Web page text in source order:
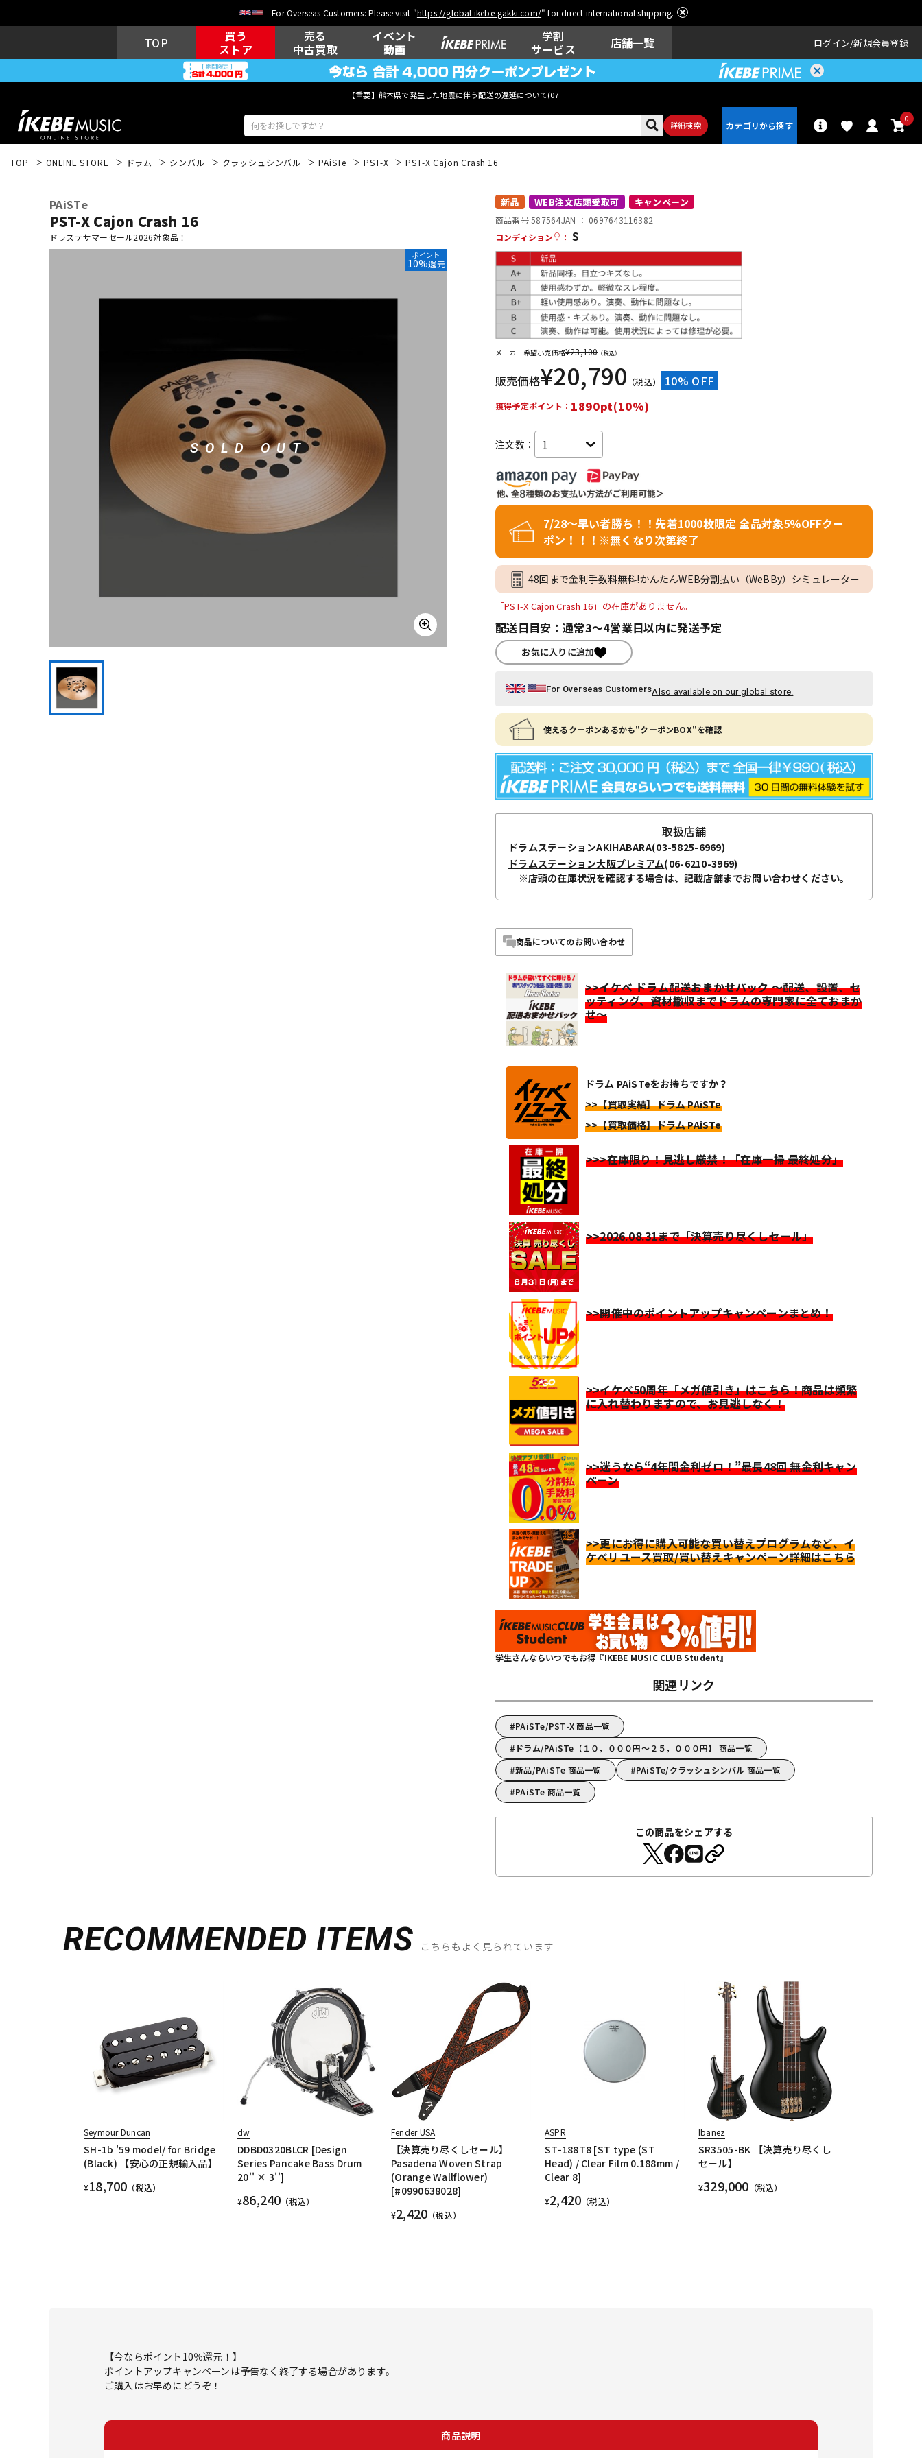
For Overseas Customers: Please visit "https://global.ikebe-gakki.com/" for direct international shipping.
TOP
買う
ストア
売る
中古買取
イベント
動画
学割
サービス
店舗一覧 ログイン 新規会員登録
【重要】熊本県で発生した地震に伴う配送の遅延について(07月29日
詳細検索
0
ウクレレ ドラム
管楽器 その他楽器
レコーディン
グ機器
配信/ライブ
機器
ヴィンテージ
TOP ONLINE STORE ドラム シンバル クラッシュシンバル PAiSTe PST-X PST-X Cajon Crash 16
PAiSTe
PST-X Cajon Crash 16
ドラステサマーセール2026対象品！
SOLD OUT
ポイント
10%還元
新品 WEB注文店頭受取可 キャンペーン
商品番号 587564JAN ： 0697643116382
コンディション
： S
メーカー希望小売価格¥23,100 （税込）
販売価格¥20,790 （税込） 10% OFF
獲得予定ポイント： 1890pt(10%)
注文数：
7/28～早い者勝ち！！先着1000枚限定 全品対象5％OFFクー
ポン！！！※無くなり次第終了
48回まで金利手数料無料!かんたんWEB分割払い（WeBBy）シミュレーター
「PST-X Cajon Crash 16」の在庫がありません。
配送日目安：通常3～4営業日以内に発送予定
お気に入りに追加
For Overseas CustomersAlso available on our global store.
使えるクーポンあるかも"クーポンBOX"を確認
取扱店舗
ドラムステーションAKIHABARA(03-5825-6969)
ドラムステーション大阪プレミアム(06-6210-3969)
※店頭の在庫状況を確認する場合は、記載店舗までお問い合わせください。
商品についてのお問い合わせ
>>イケベ ドラム配送おまかせパック ～配送、設置、セ
ッティング、資材撤収までドラムの専門家に全ておまか
せ～
ドラム PAiSTeをお持ちですか？
>>【買取実績】ドラム PAiSTe
>>【買取価格】ドラム PAiSTe
>>>在庫限り！見逃し厳禁！「在庫一掃 最終処分」
>>2026.08.31まで「決算売り尽くしセール」
>>開催中のポイントアップキャンペーンまとめ！
>>イケベ50周年「メガ値引き」はこちら！商品は頻繁
に入れ替わりますので、お見逃しなく！
>>迷うなら“4年間金利ゼロ！”最長48回 無金利キャン
ペーン
>>更にお得に購入可能な買い替えプログラムなど、イ
ケベリユース買取/買い替えキャンペーン詳細はこちら
学生さんならいつでもお得『IKEBE MUSIC CLUB Student』
関連リンク
PAiSTe/PST-X 商品一覧
ドラム/PAiSTe【１０，０００円～２５，０００円】 商品一覧
新品/PAiSTe 商品一覧
PAiSTe/クラッシュシンバル 商品一覧
PAiSTe 商品一覧
この商品をシェアする
RECOMMENDED ITEMS こちらもよく見られています
Seymour Duncan
SH-1b '59 model/ for Bridge
(Black) 【安心の正規輸入品】
¥18,700 （税込）
dw
DDBD0320BLCR [Design
Series Pancake Bass Drum
20'' × 3'']
¥86,240 （税込）
Fender USA
【決算売り尽くしセール】
Pasadena Woven Strap
(Orange Wallflower)
[#0990638028]
¥2,420 （税込）
ASPR
ST-188T8 [ST type (ST
Head) / Clear Film 0.188mm /
Clear 8]
¥2,420 （税込）
Ibanez
SR3505-BK 【決算売り尽くし
セール】
¥329,000 （税込）
【今ならポイント10％還元！】
ポイントアップキャンペーンは予告なく終了する場合があります。
ご購入はお早めにどうぞ！
商品説明